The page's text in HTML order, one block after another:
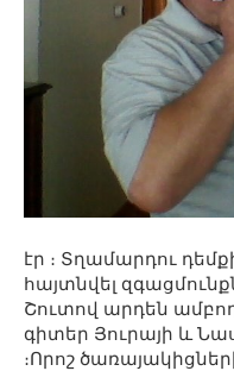
էր ։ Տղամարդու
հայտնվել
Շուտով արդեն
գիտեր Յուրայի և
։Որոշ